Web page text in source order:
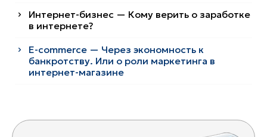
Интернет-бизнес — Кому верить о заработке
в интернете?
E-commerce — Через экономность к
банкротству. Или о роли маркетинга в
интернет-магазине